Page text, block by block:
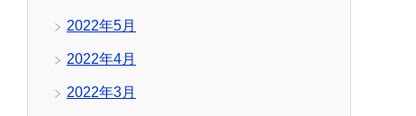
2022年5月
2022年4月
2022年3月